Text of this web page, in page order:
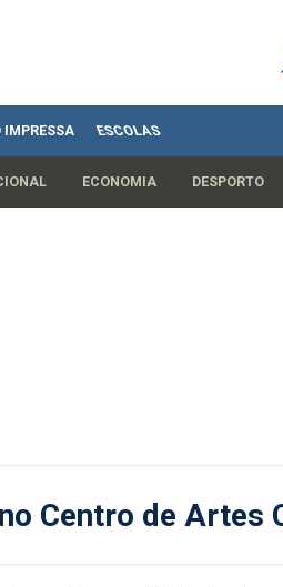
IMPRESSA ESCOLAS
ECONOMIA DESPORTO
Centro de Artes